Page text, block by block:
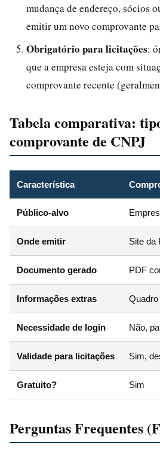
mudança de endereço, sócios
emitir um novo comprovante
Obrigatório para licitações:
que a empresa esteja com
comprovante recente
Tabela comparativa:
comprovante de CNPJ
Característica
Público-alvo
Onde emitir Site da
Documento gerado PDF
Informações extras
Necessidade de login Não,
Validade para licitações Sim,
Gratuito? Sim
Perguntas Frequentes